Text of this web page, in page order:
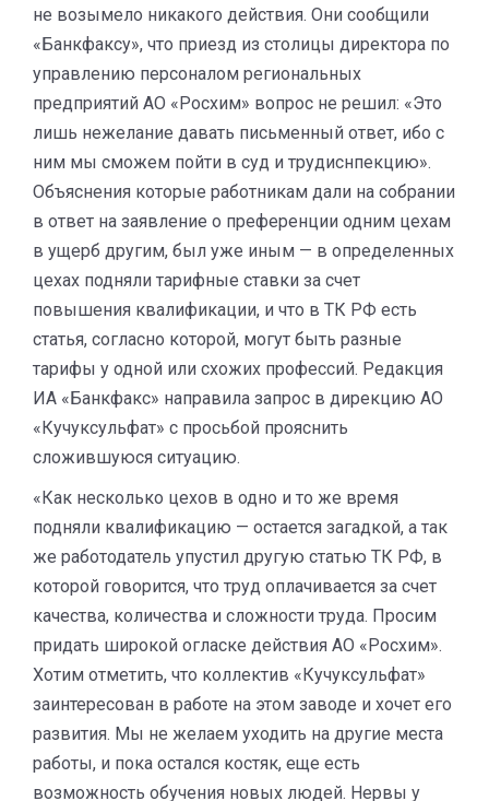
не возымело никакого действия. Они сообщили
«Банкфаксу», что приезд из столицы директора по
управлению персоналом региональных
предприятий АО «Росхим» вопрос не решил: «Это
лишь нежелание давать письменный ответ, ибо с
ним мы сможем пойти в суд и трудиснпекцию».
Объяснения которые работникам дали на собрании
в ответ на заявление о преференции одним цехам
в ущерб другим, был уже иным — в определенных
цехах подняли тарифные ставки за счет
повышения квалификации, и что в ТК РФ есть
статья, согласно которой, могут быть разные
тарифы у одной или схожих профессий. Редакция
ИА «Банкфакс» направила запрос в дирекцию АО
«Кучуксульфат» с просьбой прояснить
сложившуюся ситуацию.
«Как несколько цехов в одно и то же время
подняли квалификацию — остается загадкой, а так
же работодатель упустил другую статью ТК РФ, в
которой говорится, что труд оплачивается за счет
качества, количества и сложности труда. Просим
придать широкой огласке действия АО «Росхим».
Хотим отметить, что коллектив «Кучуксульфат»
заинтересован в работе на этом заводе и хочет его
развития. Мы не желаем уходить на другие места
работы, и пока остался костяк, еще есть
возможность обучения новых людей. Нервы у